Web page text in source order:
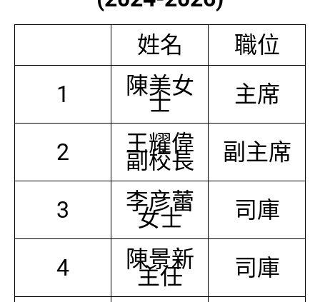
姓名
職位
1
陳美女
士 主席
2 王耀偉
副校長 副主席
3 李彦蕾
女士 司庫
4 陳景新
主任 司庫